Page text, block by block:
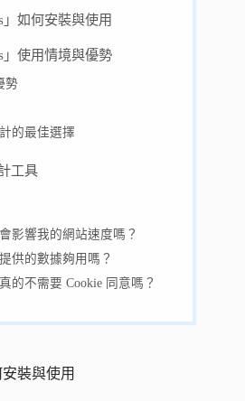
」如何安裝與使用
」使用情境與優勢
勢
的最佳選擇
工具
影響我的網站速度嗎？
供的數據夠用嗎？
的不需要 Cookie 同意嗎？
安裝與使用